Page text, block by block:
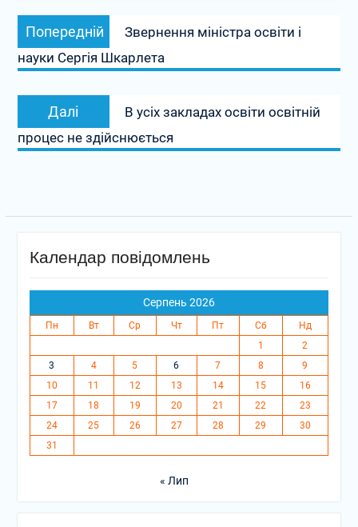
Навігація
записів
Попередній
запис:
Звернення міністра освіти і
науки Сергія Шкарлета
Далі
Наступний
запис:
В усіх закладах освіти освітній
процес не здійснюється
Календар повідомлень
Серпень 2026
Пн Вт Ср Чт Пт Сб
Нд
1
2
3
4 5 6 7 8
9
10
11 12 13 14 15
16
17
18 19 20 21 22
23
24
25 26 27 28 29
30
31
« Лип